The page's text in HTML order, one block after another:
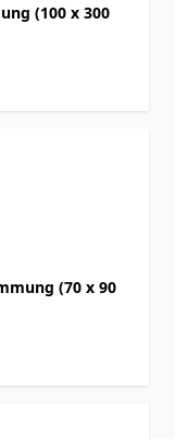
(100 x 300
(70 x 90